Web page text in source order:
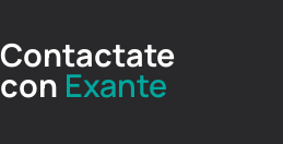
Contactate
con Exante